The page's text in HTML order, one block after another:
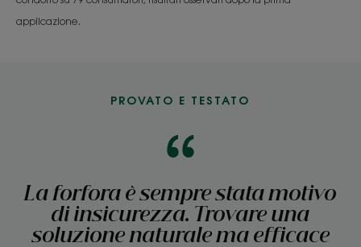
applicazione.
PROVATO E TESTATO
La forfora è sempre stata motivo
di insicurezza. Trovare una
soluzione naturale ma efficace